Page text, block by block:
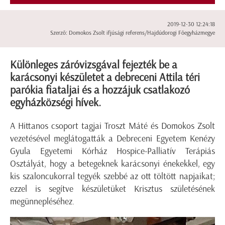
2019-12-30 12:24:18
Szerző: Domokos Zsolt ifjúsági referens/Hajdúdorogi Főegyházmegye
Különleges záróvizsgával fejezték be a
karácsonyi készületet a debreceni Attila téri
parókia fiataljai és a hozzájuk csatlakozó
egyházközségi hívek.
A Hittanos csoport tagjai Troszt Máté és Domokos Zsolt
vezetésével meglátogatták a Debreceni Egyetem Kenézy
Gyula Egyetemi Kórház Hospice-Palliatív Terápiás
Osztályát, hogy a betegeknek karácsonyi énekekkel, egy
kis szaloncukorral tegyék szebbé az ott töltött napjaikat;
ezzel is segítve készületüket Krisztus születésének
megünnepléséhez.